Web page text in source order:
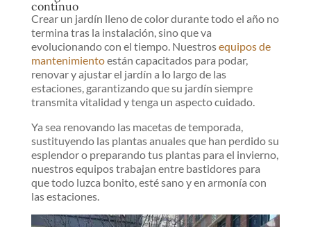
continuo
Crear un jardín lleno de color durante todo el año no
termina tras la instalación, sino que va
evolucionando con el tiempo. Nuestrosequipos de
mantenimientoestán capacitados para podar,
renovar y ajustar el jardín a lo largo de las
estaciones, garantizando que su jardín siempre
transmita vitalidad y tenga un aspecto cuidado.
Ya sea renovando las macetas de temporada,
sustituyendo las plantas anuales que han perdido su
esplendor o preparando tus plantas para el invierno,
nuestros equipos trabajan entre bastidores para
que todo luzca bonito, esté sano y en armonía con
las estaciones.